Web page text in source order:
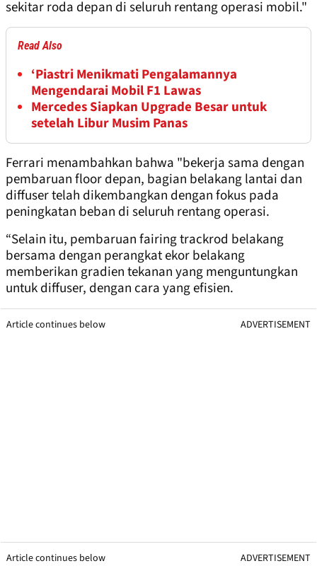
sekitar roda depan di seluruh rentang operasi mobil."
Read Also
‘Piastri Menikmati Pengalamannya
Mengendarai Mobil F1 Lawas
Mercedes Siapkan Upgrade Besar untuk
setelah Libur Musim Panas
Ferrari menambahkan bahwa "bekerja sama dengan
pembaruan floor depan, bagian belakang lantai dan
diffuser telah dikembangkan dengan fokus pada
peningkatan beban di seluruh rentang operasi.
“Selain itu, pembaruan fairing trackrod belakang
bersama dengan perangkat ekor belakang
memberikan gradien tekanan yang menguntungkan
untuk diffuser, dengan cara yang efisien.
Article continues below ADVERTISEMENT
Article continues below ADVERTISEMENT